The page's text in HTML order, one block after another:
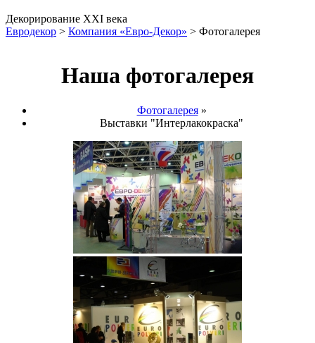
Декорирование XXI века
Евродекор > Компания «Евро-Декор» > Фотогалерея
Наша фотогалерея
Фотогалерея »
Выставки "Интерлакокраска"